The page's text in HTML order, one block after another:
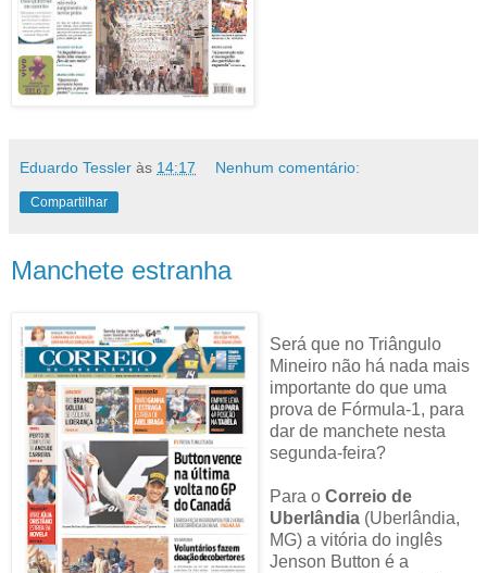
Eduardo Tessler às 14:17 Nenhum comentário:
Compartilhar
Manchete estranha
Será que no Triângulo
Mineiro não há nada mais
importante do que uma
prova de Fórmula-1, para
dar de manchete nesta
segunda-feira?
Para o Correio de
Uberlândia (Uberlândia,
MG) a vitória do inglês
Jenson Button é a